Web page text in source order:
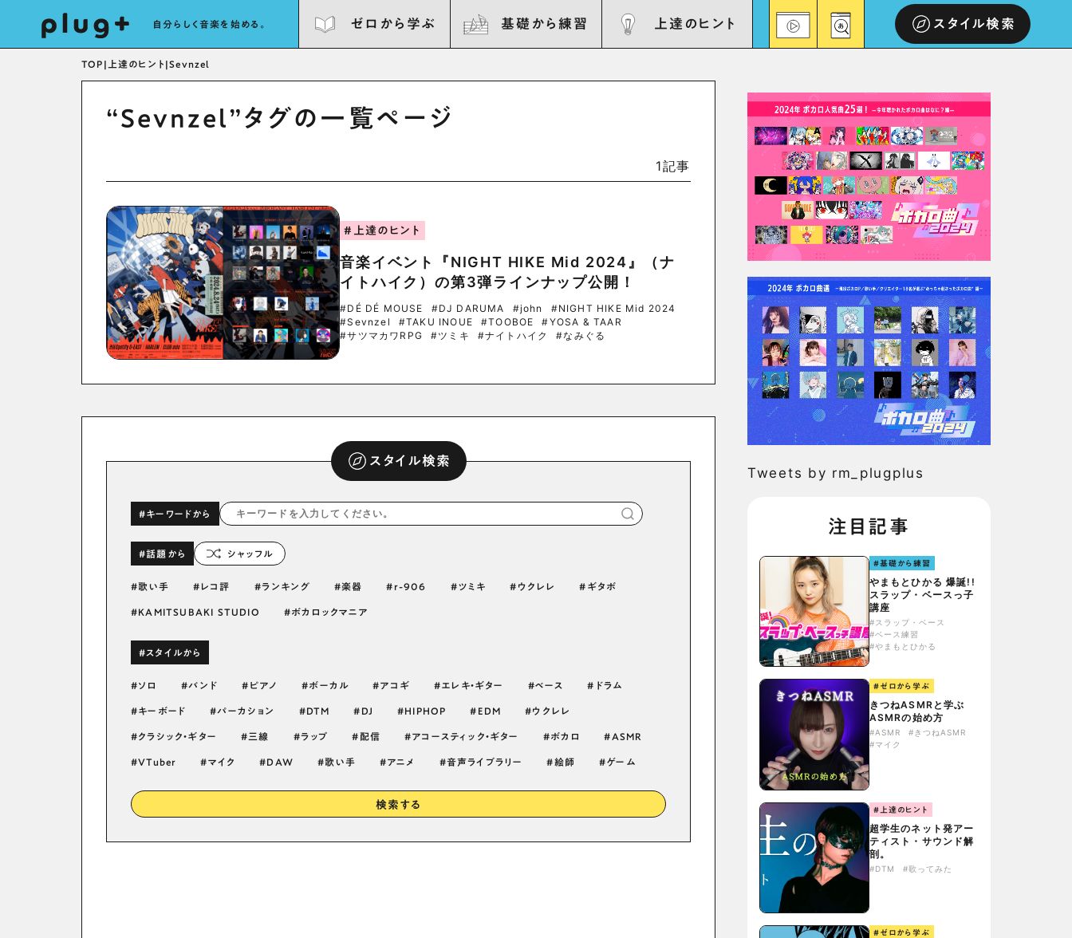
自分らしく音楽を始める。 ゼロから学ぶ 基礎から練習 上達のヒント スタイル検索
TOP | 上達のヒント |Sevnzel
“Sevnzel”タグの一覧ページ
1記事
#上達のヒント
音楽イベント『NIGHT HIKE Mid 2024』（ナ
イトハイク）の第3弾ラインナップ公開！
#DÉ DÉ MOUSE #DJ DARUMA #john
#NIGHT HIKE Mid 2024
#Sevnzel
#TAKU INOUE #TOOBOE
#YOSA & TAAR
#サツマカワRPG
#ツミキ #ナイトハイク #なみぐる
スタイル検索
#キーワードから
#話題から シャッフル
歌い手 レコ評 ランキング 楽器 r-906 ツミキ ウクレレ ギタボ
KAMITSUBAKI STUDIO ボカロックマニア
#スタイルから
ソロ バンド ピアノ ボーカル アコギ エレキ・ギター ベース ドラム
キーボード パーカション DTM DJ HIPHOP EDM ウクレレ
クラシック・ギター 三線 ラップ 配信 アコースティック・ギター ボカロ ASMR
VTuber マイク DAW 歌い手 アニメ 音声ライブラリー 絵師 ゲーム
検索する
Tweets by rm_plugplus
注目記事
#基礎から練習
やまもとひかる 爆誕!!
スラップ・ベースっ子
講座
#スラップ・ベース
#ベース練習
#やまもとひかる
#ゼロから学ぶ
きつねASMRと学ぶ
ASMRの始め方
#ASMR
#きつねASMR
#マイク
#上達のヒント
超学生のネット発アー
ティスト・サウンド解
剖。
#DTM #歌ってみた
#ゼロから学ぶ